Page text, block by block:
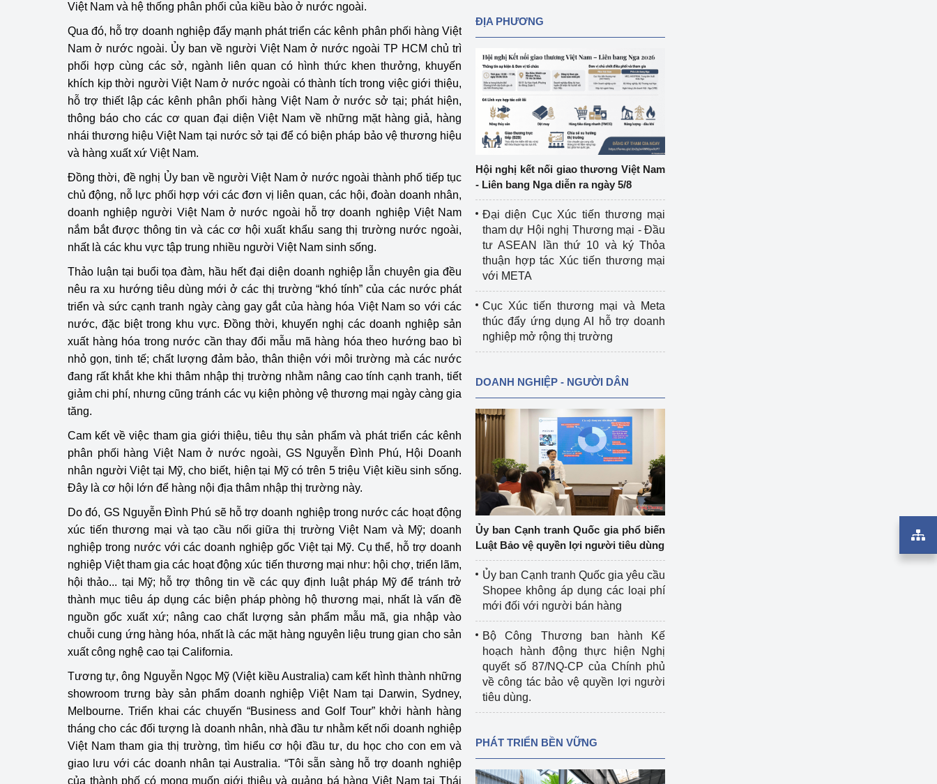
Khu vực miền Trung
Khu vực miền Nam
Thị trường nước ngoàiHiệp định EVFTA
Thị trường châu Á – châu Phi
Thị trường châu Âu – châu Mỹ
Thị trường trong nước
Ngành Công Thương đưa nghị quyết
Đại hội XIV của Đảng vào cuộc sống
Phát triển công nghiệpCông nghiệp nền tảng
Sản xuất công nghiệp
Việt Nam và hệ thống phân phối của kiều bào ở nước ngoài.
Qua đó, hỗ trợ doanh nghiệp đẩy mạnh phát triển các kênh phân phối hàng Việt
Nam ở nước ngoài. Ủy ban về người Việt Nam ở nước ngoài TP HCM chủ trì
phối hợp cùng các sở, ngành liên quan có hình thức khen thưởng, khuyến
khích kịp thời người Việt Nam ở nước ngoài có thành tích trong việc giới thiệu,
hỗ trợ thiết lập các kênh phân phối hàng Việt Nam ở nước sở tại; phát hiện,
thông báo cho các cơ quan đại diện Việt Nam về những mặt hàng giả, hàng
nhái thương hiệu Việt Nam tại nước sở tại để có biện pháp bảo vệ thương hiệu
và hàng xuất xứ Việt Nam.
Đồng thời, đề nghị Ủy ban về người Việt Nam ở nước ngoài thành phố tiếp tục
chủ động, nỗ lực phối hợp với các đơn vị liên quan, các hội, đoàn doanh nhân,
doanh nghiệp người Việt Nam ở nước ngoài hỗ trợ doanh nghiệp Việt Nam
nắm bắt được thông tin và các cơ hội xuất khẩu sang thị trường nước ngoài,
nhất là các khu vực tập trung nhiều người Việt Nam sinh sống.
Thảo luận tại buổi tọa đàm, hầu hết đại diện doanh nghiệp lẫn chuyên gia đều
nêu ra xu hướng tiêu dùng mới ở các thị trường “khó tính” của các nước phát
triển và sức cạnh tranh ngày càng gay gắt của hàng hóa Việt Nam so với các
nước, đặc biệt trong khu vực. Đồng thời, khuyến nghị các doanh nghiệp sản
xuất hàng hóa trong nước cần thay đổi mẫu mã hàng hóa theo hướng bao bì
nhỏ gọn, tinh tế; chất lượng đảm bảo, thân thiện với môi trường mà các nước
đang rất khắt khe khi thâm nhập thị trường nhằm nâng cao tính cạnh tranh, tiết
giảm chi phí, nhưng cũng tránh các vụ kiện phòng vệ thương mại ngày càng gia
tăng.
Cam kết về việc tham gia giới thiệu, tiêu thụ sản phẩm và phát triển các kênh
phân phối hàng Việt Nam ở nước ngoài, GS Nguyễn Đình Phú, Hội Doanh
nhân người Việt tại Mỹ, cho biết, hiện tại Mỹ có trên 5 triệu Việt kiều sinh sống.
Đây là cơ hội lớn để hàng nội địa thâm nhập thị trường này.
Do đó, GS Nguyễn Đình Phú sẽ hỗ trợ doanh nghiệp trong nước các hoạt động
xúc tiến thương mại và tạo cầu nối giữa thị trường Việt Nam và Mỹ; doanh
nghiệp trong nước với các doanh nghiệp gốc Việt tại Mỹ. Cụ thể, hỗ trợ doanh
nghiệp Việt tham gia các hoạt động xúc tiến thương mại như: hội chợ, triển lãm,
hội thảo... tại Mỹ; hỗ trợ thông tin về các quy định luật pháp Mỹ để tránh trở
thành mục tiêu áp dụng các biện pháp phòng hộ thương mại, nhất là vấn đề
nguồn gốc xuất xứ; nâng cao chất lượng sản phẩm mẫu mã, gia nhập vào
chuỗi cung ứng hàng hóa, nhất là các mặt hàng nguyên liệu trung gian cho sản
xuất công nghệ cao tại California.
Tương tự, ông Nguyễn Ngọc Mỹ (Việt kiều Australia) cam kết hình thành những
showroom trưng bày sản phẩm doanh nghiệp Việt Nam tại Darwin, Sydney,
Melbourne. Triển khai các chuyến “Business and Golf Tour” khởi hành hàng
tháng cho các đối tượng là doanh nhân, nhà đầu tư nhằm kết nối doanh nghiệp
Việt Nam tham gia thị trường, tìm hiểu cơ hội đầu tư, du học cho con em và
giao lưu với các doanh nhân tại Australia. “Tôi sẵn sàng hỗ trợ doanh nghiệp
của thành phố có mong muốn giới thiệu và quảng bá hàng Việt Nam tại Thái
ĐỊA PHƯƠNG
Hội nghị kết nối giao thương Việt Nam
- Liên bang Nga diễn ra ngày 5/8
Đại diện Cục Xúc tiến thương mại
tham dự Hội nghị Thương mại - Đầu
tư ASEAN lần thứ 10 và ký Thỏa
thuận hợp tác Xúc tiến thương mại
với META
Cục Xúc tiến thương mại và Meta
thúc đẩy ứng dụng AI hỗ trợ doanh
nghiệp mở rộng thị trường
DOANH NGHIỆP - NGƯỜI DÂN
Ủy ban Cạnh tranh Quốc gia phổ biến
Luật Bảo vệ quyền lợi người tiêu dùng
Ủy ban Cạnh tranh Quốc gia yêu cầu
Shopee không áp dụng các loại phí
mới đối với người bán hàng
Bộ Công Thương ban hành Kế
hoạch hành động thực hiện Nghị
quyết số 87/NQ-CP của Chính phủ
về công tác bảo vệ quyền lợi người
tiêu dùng.
PHÁT TRIỂN BỀN VỮNG